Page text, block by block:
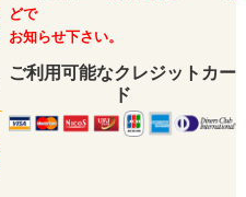
どで
お知らせ下さい。
ご利用可能なクレジットカー
ド